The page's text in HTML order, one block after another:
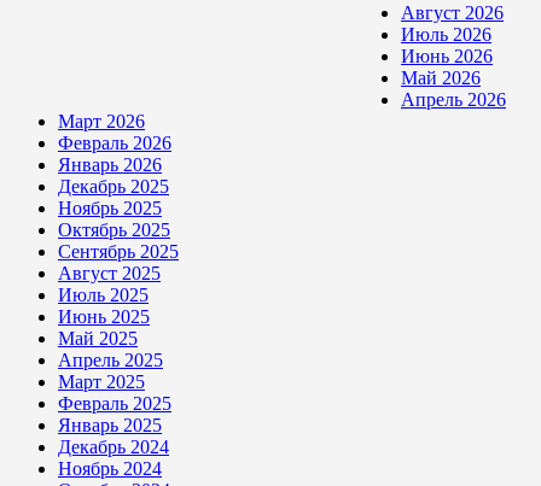
Август 2026
Июль 2026
Июнь 2026
Май 2026
Апрель 2026
Март 2026
Февраль 2026
Январь 2026
Декабрь 2025
Ноябрь 2025
Октябрь 2025
Сентябрь 2025
Август 2025
Июль 2025
Июнь 2025
Май 2025
Апрель 2025
Март 2025
Февраль 2025
Январь 2025
Декабрь 2024
Ноябрь 2024